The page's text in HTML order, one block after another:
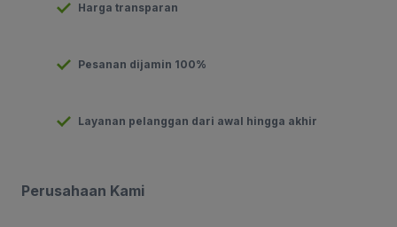
Harga transparan
Pesanan dijamin 100%
Layanan pelanggan dari awal hingga akhir
Perusahaan Kami